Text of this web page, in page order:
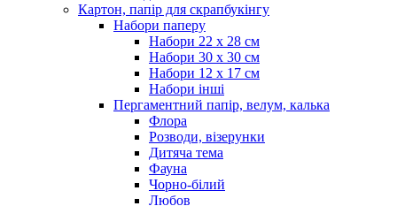
Картон, папір для скрапбукінгу
Набори паперу
Набори 22 х 28 см
Набори 30 х 30 см
Набори 12 х 17 см
Набори інші
Пергаментний папір, велум, калька
Флора
Розводи, візерунки
Дитяча тема
Фауна
Чорно-білий
Любов